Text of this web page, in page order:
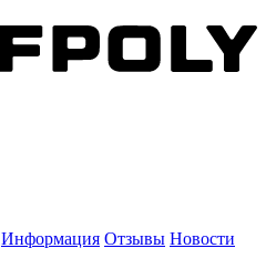
Информация Отзывы Новости